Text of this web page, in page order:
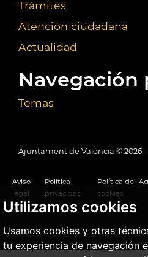
Utilizamos cookies
Usamos cookies y otras
tu experiencia de navegación
Trámites
Atención ciudadana
Actualidad
Navegación
Temas
Ajuntament de València © 2026
Aviso
legal
Política
privacidad
Política de
cookies